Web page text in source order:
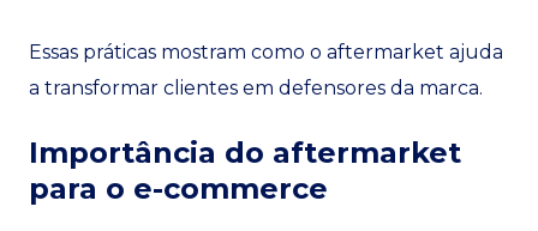
Essas práticas mostram como o aftermarket ajuda
a transformar clientes em defensores da marca.
Importância do aftermarket
para o e-commerce